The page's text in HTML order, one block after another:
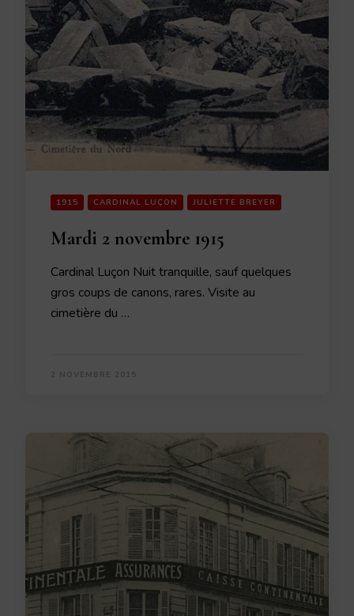
1915 CARDINAL LUÇON JULIETTE BREYER
Mardi 2 novembre 1915
Cardinal Luçon Nuit tranquille, sauf quelques
gros coups de canons, rares. Visite au
cimetière du …